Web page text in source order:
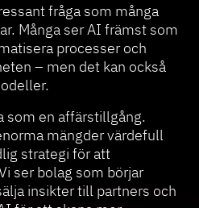
fråga som många
Många ser AI främst som
processer och
– men det kan också
som en affärstillgång.
mängder värdefull
strategi för att
ser bolag som börjar
insikter till partners och